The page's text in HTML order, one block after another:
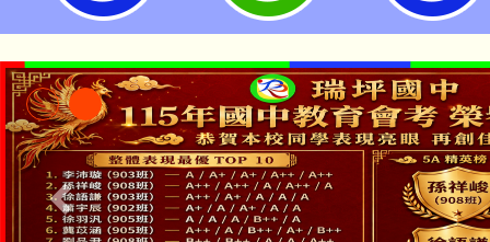
「本色祭」8/29、30在